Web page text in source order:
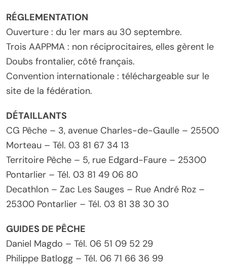
RÉGLEMENTATION
Ouverture : du 1er mars au 30 septembre.
Trois AAPPMA : non réciprocitaires, elles gèrent le
Doubs frontalier, côté français.
Convention internationale : téléchargeable sur le
site de la fédération.
DÉTAILLANTS
CG Pêche – 3, avenue Charles-de-Gaulle – 25500
Morteau – Tél. 03 81 67 34 13
Territoire Pêche – 5, rue Edgard-Faure – 25300
Pontarlier – Tél. 03 81 49 06 80
Decathlon – Zac Les Sauges – Rue André Roz –
25300 Pontarlier – Tél. 03 81 38 30 30
GUIDES DE PÊCHE
Daniel Magdo – Tél. 06 51 09 52 29
Philippe Batlogg – Tél. 06 71 66 36 99